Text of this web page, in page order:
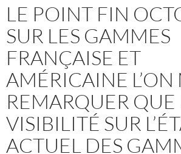
LE POINT FIN
SUR LES GAMMES
FRANÇAISE ET
AMÉRICAINE L’ON
REMARQUER QUE
VISIBILITÉ SUR
ACTUEL DES